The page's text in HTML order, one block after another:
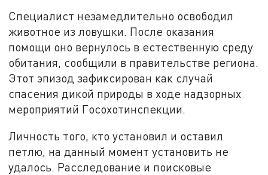
Специалист незамедлительно освободил
животное из ловушки. После оказания
помощи оно вернулось в естественную среду
обитания, сообщили в правительстве региона.
Этот эпизод зафиксирован как случай
спасения дикой природы в ходе надзорных
мероприятий Госохотинспекции.
Личность того, кто установил и оставил
петлю, на данный момент установить не
удалось. Расследование и поисковые